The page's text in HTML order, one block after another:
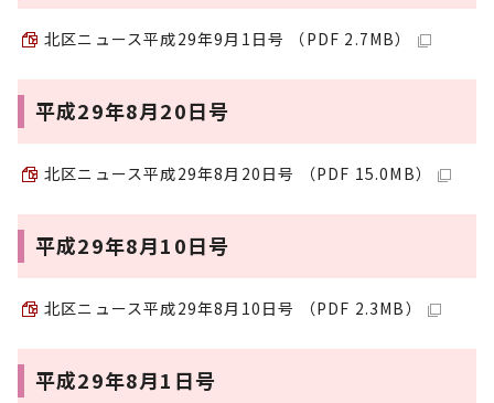
北区ニュース平成29年9月1日号 （PDF 2.7MB）
平成29年8月20日号
北区ニュース平成29年8月20日号 （PDF 15.0MB）
平成29年8月10日号
北区ニュース平成29年8月10日号 （PDF 2.3MB）
平成29年8月1日号